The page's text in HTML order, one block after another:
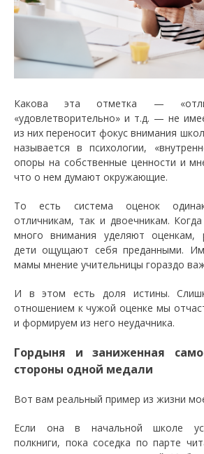
Какова эта отметка —
«удовлетворительно» и т.д. — не
из них переносит фокус внимания
называется в психологии,
опоры на собственные ценности и
что о нем думают окружающие.
То есть система оценок
отличникам, так и двоечникам.
много внимания уделяют оценкам,
дети ощущают себя преданными.
мамы мнение учительницы гораздо
И в этом есть доля истины.
отношением к чужой оценке мы
и формируем из него неудачника.
Гордыня и заниженная
стороны одной медали
Вот вам реальный пример из жизни
Если она в начальной школе
полкниги, пока соседка по парте